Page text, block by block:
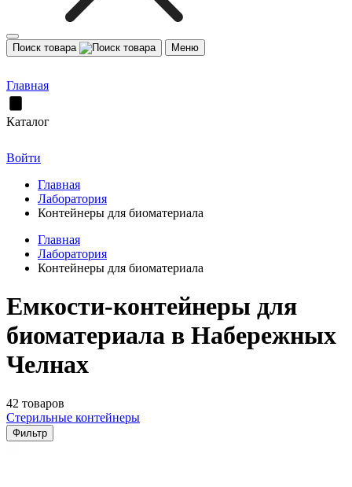
Поиск товара Меню
Главная
Каталог
Войти
Главная
Лаборатория
Контейнеры для биоматериала
Главная
Лаборатория
Контейнеры для биоматериала
Емкости-контейнеры для
биоматериала в Набережных
Челнах
42 товаров
Стерильные контейнеры
Фильтр